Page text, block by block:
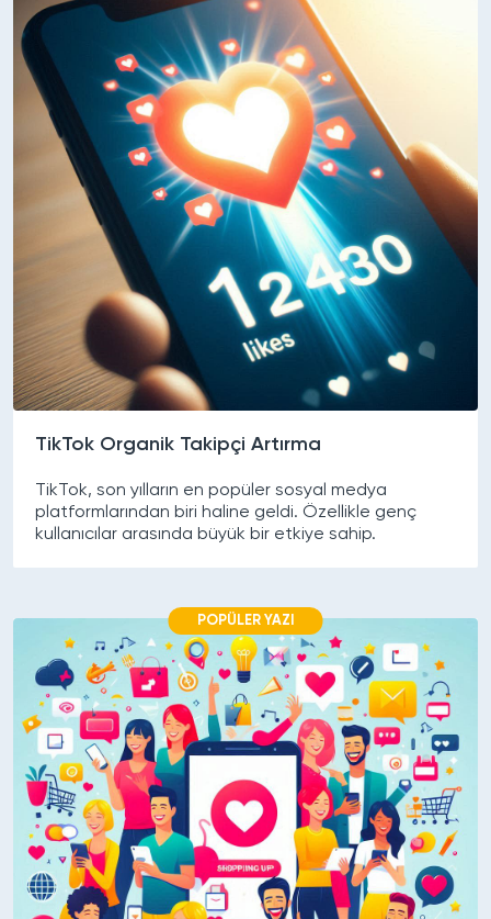
TikTok Organik Takipçi Artırma
TikTok, son yılların en popüler sosyal medya
platformlarından biri haline geldi. Özellikle genç
kullanıcılar arasında büyük bir etkiye sahip.
POPÜLER YAZI